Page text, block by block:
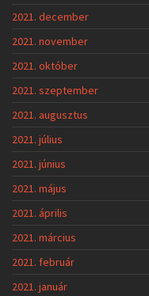
2021. december
2021. november
2021. október
2021. szeptember
2021. augusztus
2021. július
2021. június
2021. május
2021. április
2021. március
2021. február
2021. január